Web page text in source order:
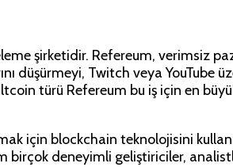
şirketidir. Refereum, verimsiz
düşürmeyi, Twitch veya YouTube
türü Refereum bu iş için en
için blockchain teknolojisini
birçok deneyimli geliştiriciler,